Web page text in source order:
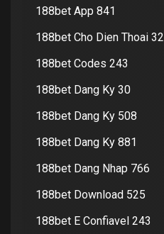
188bet App 841
188bet Cho Dien Thoai 32
188bet Codes 243
188bet Dang Ky 30
188bet Dang Ky 508
188bet Dang Ky 881
188bet Dang Nhap 766
188bet Download 525
188bet E Confiavel 243